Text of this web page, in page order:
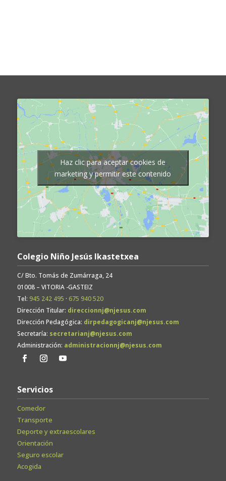
Haz clic para aceptar cookies de
marketing y permitir este contenido
Colegio Niño Jesús Ikastetxea
C/ Bto. Tomás de Zumárraga, 24
01008 – VITORIA -GASTEIZ
Tel: 945 242 495 · 675 940 520
Dirección Titular: direccionnj@njesus.com
Dirección Pedagógica: dirpedagogicanj@njesus.com
Secretaría: secretarianj@njesus.com
Administración: administracionnj@njesus.com
Servicios
Comedor
Transporte
Deporte y extraescolares
Orientación
Seguro escolar
Acogida